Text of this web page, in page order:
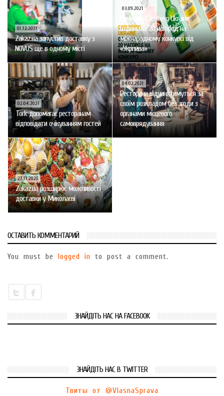
01.12.2021
Zakaz.ua запустив доставку з
NOVUS ще в одному місті
03.09.2021
Компанія Carlsberg Ukraine
отримала 20 нагород на
міжнародному конкурсі від
«Укрпива»
02.04.2021
Tork допомагає ресторанам
відповідати очікуванням гостей
04.02.2021
Ресторани відчинятимуться за
своїм розкладом без згоди з
органами місцевого
самоврядування
27.11.2020
Zakaz.ua розширює можливості
доставки у Миколаєві
ОСТАВИТЬ КОММЕНТАРИЙ
You must be logged in to post a comment.
ЗНАЙДІТЬ НАС НА FACEBOOK
ЗНАЙДІТЬ НАС В TWITTER
Твиты от @VlasnaSprava